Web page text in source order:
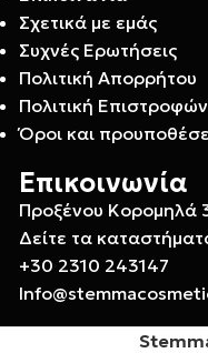
Σχετικά με εμάς
Συχνές Ερωτήσεις
Πολιτική Απορρήτου
Πολιτική Επιστροφών
Όροι και
Επικοινωνία
Προξένου Κορομηλά
Δείτε τα
+30 2310 243147